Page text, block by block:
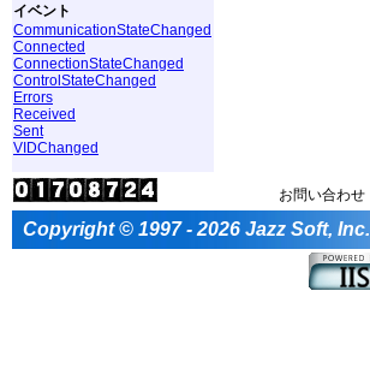
イベント
CommunicationStateChanged
Connected
ConnectionStateChanged
ControlStateChanged
Errors
Received
Sent
VIDChanged
お問い合わせ
Copyright © 1997 - 2026 Jazz Soft, Inc.